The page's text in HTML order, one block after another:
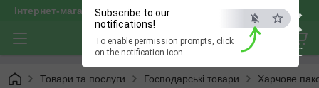
×
ESC
Subscribe to our
notifications!
To enable permission prompts, click
on the notification icon
Інтернет-магазин "optservis"
Товари та послуги Господарські товари Харчове